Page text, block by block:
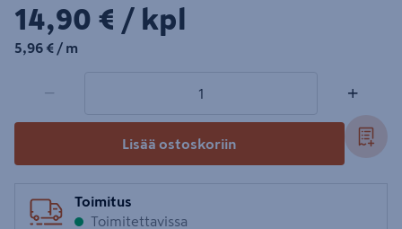
14,90€/kpl
14,90 € / kpl
5,96€/m
5,96 € / m
− +
Lisää ostoskoriin
Toimitus
Toimitettavissa